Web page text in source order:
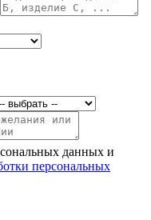
данных и
персональных